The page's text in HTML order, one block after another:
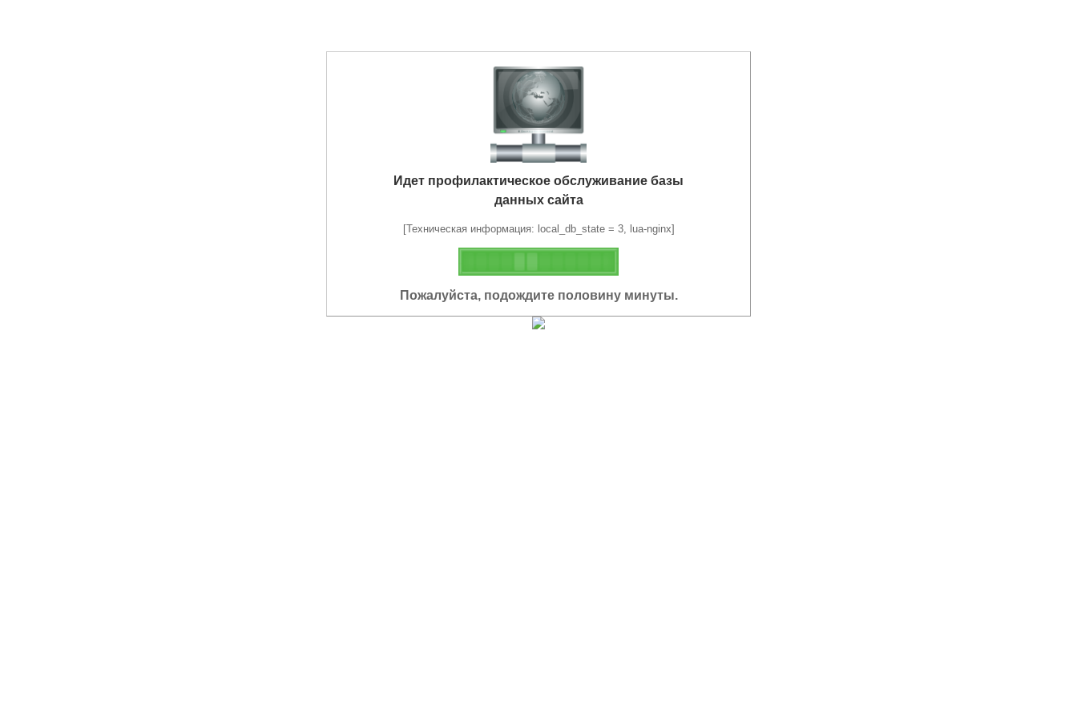
Идет профилактическое обслуживание базы
данных сайта
[Техническая информация: local_db_state = 3, lua-nginx]
Пожалуйста, подождите половину минуты.